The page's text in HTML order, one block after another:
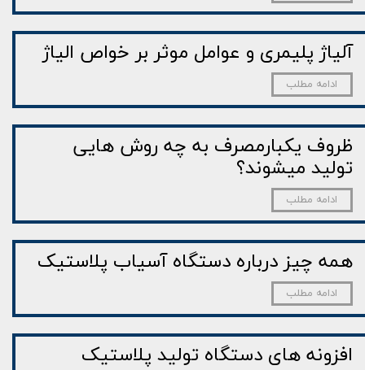
آلیاژ پلیمری و عوامل موثر بر خواص الیاژ
ادامه مطلب
ظروف یکبارمصرف به چه روش هایی
تولید میشوند؟
ادامه مطلب
همه چیز درباره دستگاه آسیاب پلاستیک
ادامه مطلب
افزونه های دستگاه تولید پلاستیک